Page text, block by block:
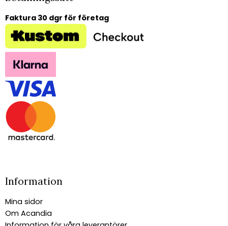
Faktura 30 dgr för företag
Information
Mina sidor
Om Acandia